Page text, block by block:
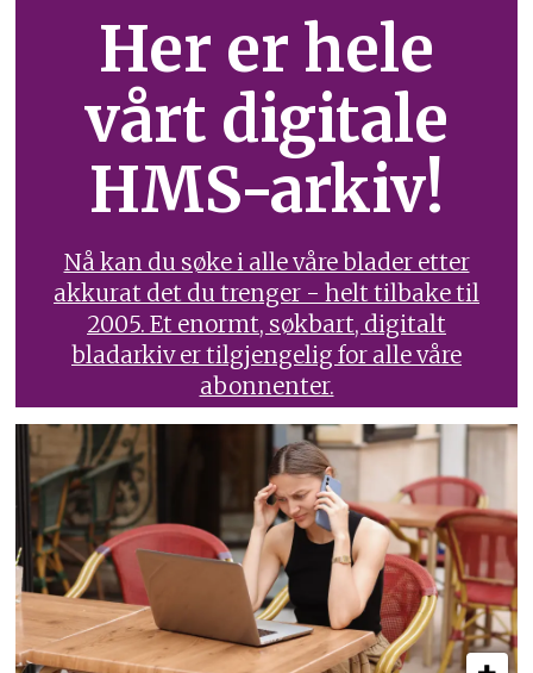
Her er hele
vårt digitale
HMS-arkiv!
Nå kan du søke i alle våre blader etter
akkurat det du trenger - helt tilbake til
2005. Et enormt, søkbart, digitalt
bladarkiv er tilgjengelig for alle våre
abonnenter.